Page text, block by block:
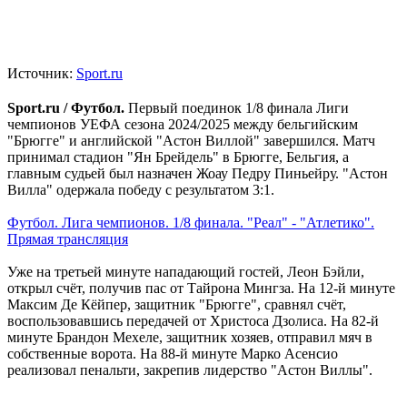
Источник: Sport.ru
Sport.ru / Футбол. Первый поединок 1/8 финала Лиги
чемпионов УЕФА сезона 2024/2025 между бельгийским
"Брюгге" и английской "Астон Виллой" завершился. Матч
принимал стадион "Ян Брейдель" в Брюгге, Бельгия, а
главным судьей был назначен Жоау Педру Пиньейру. "Астон
Вилла" одержала победу с результатом 3:1.
Футбол. Лига чемпионов. 1/8 финала. "Реал" - "Атлетико".
Прямая трансляция
Уже на третьей минуте нападающий гостей, Леон Бэйли,
открыл счёт, получив пас от Тайрона Мингза. На 12-й минуте
Максим Де Кёйпер, защитник "Брюгге", сравнял счёт,
воспользовавшись передачей от Христоса Дзолиса. На 82-й
минуте Брандон Мехеле, защитник хозяев, отправил мяч в
собственные ворота. На 88-й минуте Марко Асенсио
реализовал пенальти, закрепив лидерство "Астон Виллы".